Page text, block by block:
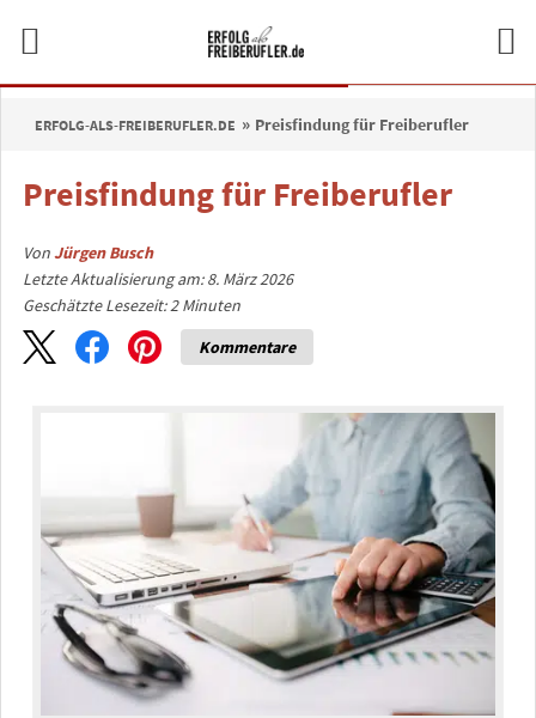
ERFOLG-ALS-FREIBERUFLER.DE Preisfindung für Freiberufler
Preisfindung für Freiberufler
VonJürgen Busch
Letzte Aktualisierung am: 8. März 2026
Geschätzte Lesezeit:2 Minuten
Kommentare